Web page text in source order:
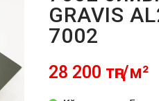
GRAVIS
7002
28 200 тңг/м²